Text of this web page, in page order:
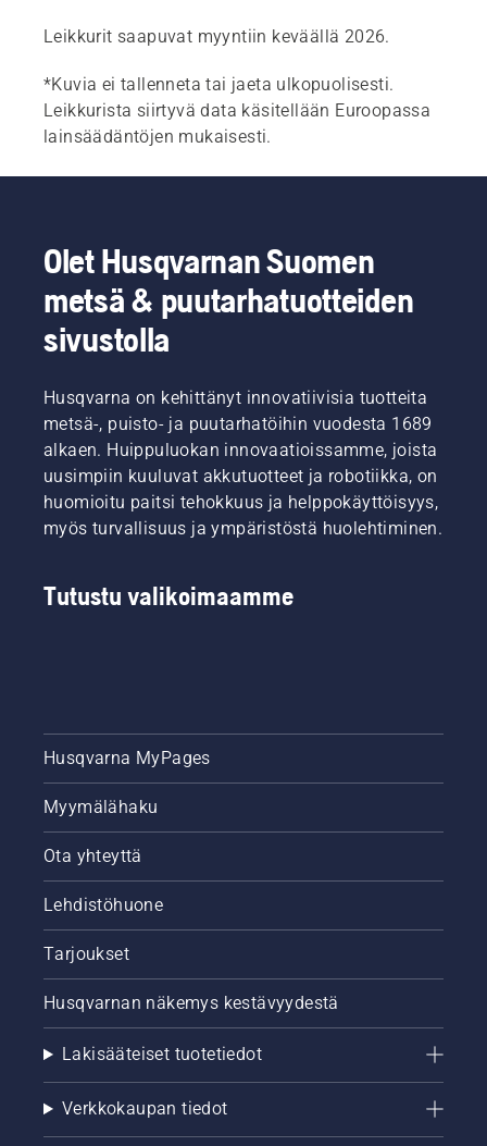
Leikkurit saapuvat myyntiin keväällä 2026.
*Kuvia ei tallenneta tai jaeta ulkopuolisesti.
Leikkurista siirtyvä data käsitellään Euroopassa
lainsäädäntöjen mukaisesti.
Olet Husqvarnan Suomen
metsä & puutarhatuotteiden
sivustolla
Husqvarna on kehittänyt innovatiivisia tuotteita
metsä-, puisto- ja puutarhatöihin vuodesta 1689
alkaen. Huippuluokan innovaatioissamme, joista
uusimpiin kuuluvat akkutuotteet ja robotiikka, on
huomioitu paitsi tehokkuus ja helppokäyttöisyys,
myös turvallisuus ja ympäristöstä huolehtiminen.
Tutustu valikoimaamme
Husqvarna MyPages
Myymälähaku
Ota yhteyttä
Lehdistöhuone
Tarjoukset
Husqvarnan näkemys kestävyydestä
Lakisääteiset tuotetiedot
Verkkokaupan tiedot